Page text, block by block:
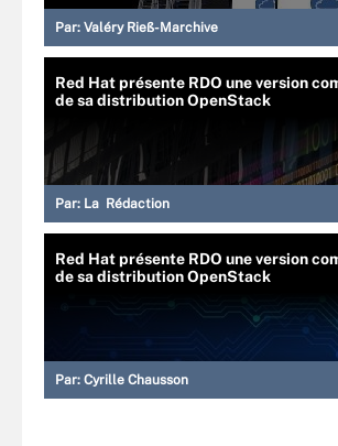
Par: Valéry Rieß-Marchive
Red Hat présente RDO une version
de sa distribution OpenStack
Par: La Rédaction
Red Hat présente RDO une version
de sa distribution OpenStack
Par: Cyrille Chausson